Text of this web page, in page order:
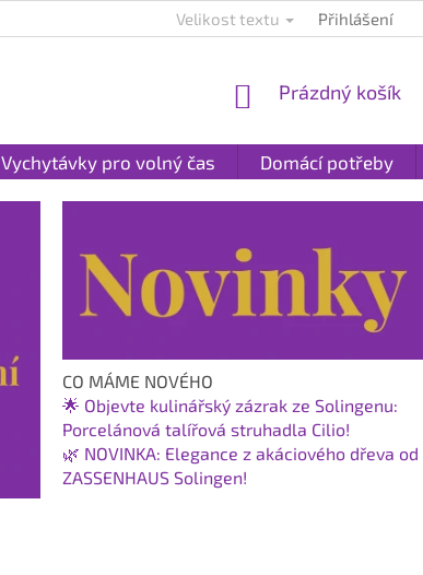
PLATBA A DOPRAVA REKLAMACE
Velikost textu Přihlášení
NÁKUPNÍ
Prázdný košík
Vychytávky pro volný čas Domácí potřeby
CO MÁME NOVÉHO
🌟 Objevte kulinářský zázrak ze Solingenu:
Porcelánová talířová struhadla Cilio!
🌿 NOVINKA: Elegance z akáciového dřeva od
ZASSENHAUS Solingen!